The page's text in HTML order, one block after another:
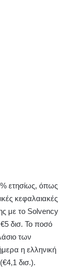
ετησίως, όπως
κεφαλαιακές
με το Solvency
€5 δισ. Το ποσό
των
η ελληνική
δισ.).